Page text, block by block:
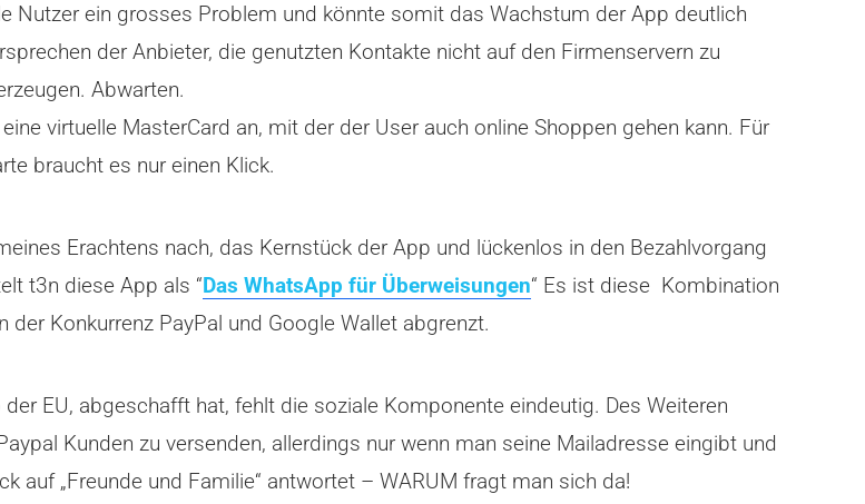
Nutzer ein grosses Problem und könnte somit das Wachstum der App deutlich
der Anbieter, die genutzten Kontakte nicht auf den Firmenservern zu
Abwarten.
virtuelle MasterCard an, mit der der User auch online Shoppen gehen kann. Für
braucht es nur einen Klick.
Erachtens nach, das Kernstück der App und lückenlos in den Bezahlvorgang
t3n diese App als “Das WhatsApp für Überweisungen“ Es ist diese Kombination
Konkurrenz PayPal und Google Wallet abgrenzt.
der EU, abgeschafft hat, fehlt die soziale Komponente eindeutig. Des Weiteren
Kunden zu versenden, allerdings nur wenn man seine Mailadresse eingibt und
auf „Freunde und Familie“ antwortet – WARUM fragt man sich da!